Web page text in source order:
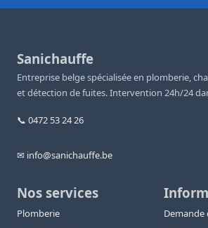
Sanichauffe
Entreprise belge spécialisée en plomberie,
et détection de fuites. Intervention 24h/24
📞 0472 53 24 26
✉ info@sanichauffe.be
Nos services
Plomberie
Demande